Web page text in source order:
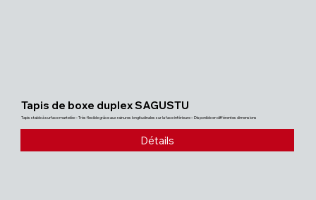
Tapis de boxe duplex SAGUSTU
Tapis stable à surface martelée – Très flexible grâce aux rainures longitudinales sur la face inférieure – Disponible en différentes dimensions
Détails